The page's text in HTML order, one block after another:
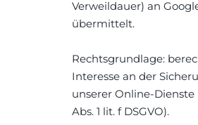
Verweildauer) an
übermittelt.
Rechtsgrundlage:
Interesse an der
unserer Online-Dienste
Abs. 1 lit. f DSGVO).